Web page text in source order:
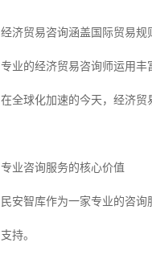
经济贸易咨询涵盖国际贸易规
专业的经济贸易咨询师运用丰
在全球化加速的今天，经济贸
专业咨询服务的核心价值
民安智库作为一家专业的咨
支持。